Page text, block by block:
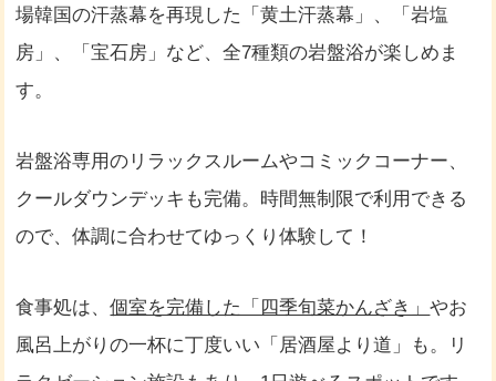
場韓国の汗蒸幕を再現した「黄土汗蒸幕」、「岩塩
房」、「宝石房」など、全7種類の岩盤浴が楽しめま
す。
岩盤浴専用のリラックスルームやコミックコーナー、
クールダウンデッキも完備。時間無制限で利用できる
ので、体調に合わせてゆっくり体験して！
食事処は、個室を完備した「四季旬菜かんざき」やお
風呂上がりの一杯に丁度いい「居酒屋より道」も。リ